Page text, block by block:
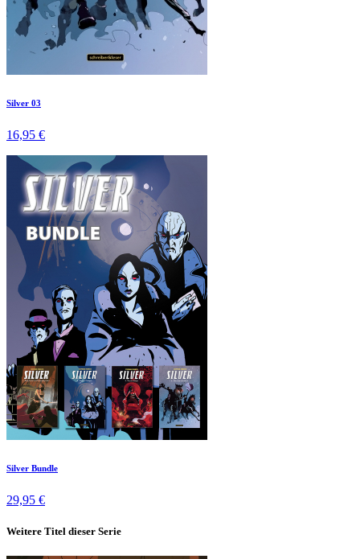
Silver 03
16,95 €
Silver Bundle
29,95 €
Weitere Titel dieser Serie